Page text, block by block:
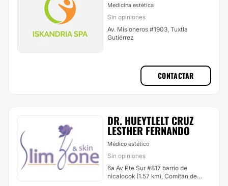
Medicina estética
Sin opiniones
Av. Misioneros #1903, Tuxtla
Gutiérrez
CONTACTAR
DR. HUEYTLELT CRUZ
LESTHER FERNANDO
Médico estético
Sin opiniones
6a Av Pte Sur #817 barrio de
nicalocok (1.57 km), Comitán de